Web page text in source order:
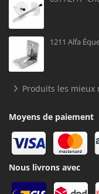
1211 Alfa
Produits les mieux
Moyens de paiement
Nous livrons avec